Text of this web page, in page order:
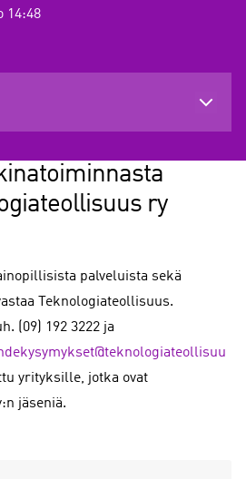
14:48
ry
palveluista sekä
Teknologiateollisuus.
(09) 192 3222 ja
yrityksille, jotka ovat
jäseniä.